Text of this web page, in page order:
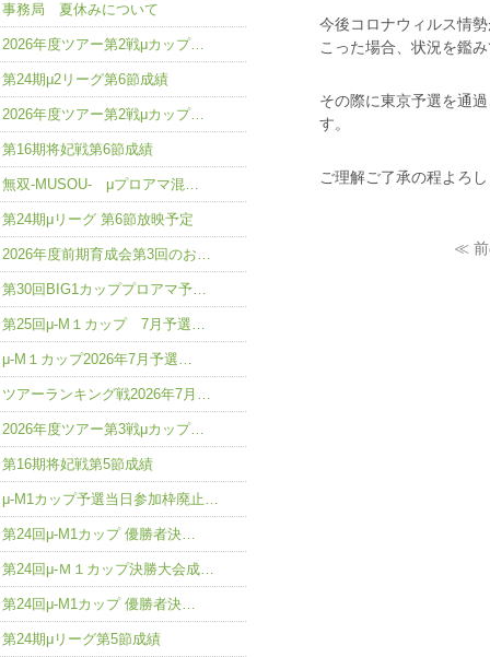
今後コロナウィルス情
こった場合、状況を鑑
その際に東京予選を通
す。
ご理解ご了承の程よろ
≪ 前
事務局 夏休みについて
2026年度ツアー第2戦μカップ…
第24期μ2リーグ第6節成績
2026年度ツアー第2戦μカップ…
第16期将妃戦第6節成績
無双-MUSOU- μプロアマ混…
第24期μリーグ 第6節放映予定
2026年度前期育成会第3回のお…
第30回BIG1カッププロアマ予…
第25回μ-M１カップ 7月予選…
μ-M１カップ2026年7月予選…
ツアーランキング戦2026年7月…
2026年度ツアー第3戦μカップ…
第16期将妃戦第5節成績
μ-M1カップ予選当日参加枠廃止…
第24回μ-M1カップ 優勝者決…
第24回μ-Ｍ１カップ決勝大会成…
第24回μ-M1カップ 優勝者決…
第24期μリーグ第5節成績